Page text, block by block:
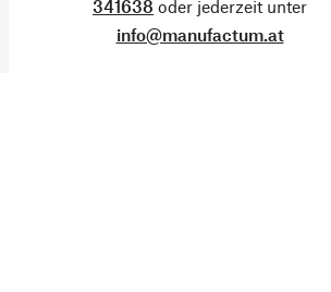
341638 oder jederzeit unter
info@manufactum.at